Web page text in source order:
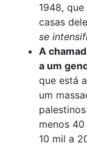
1948,
casas
se
A
a um
que está
um
menos
10 mil a